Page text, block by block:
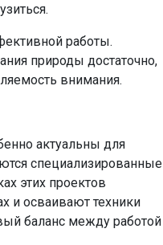
работы.
природы достаточно,
внимания.
актуальны для
специализированные
этих проектов
и осваивают техники
баланс между работой